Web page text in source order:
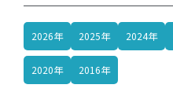
2026年 2025年 2024年
2020年 2016年